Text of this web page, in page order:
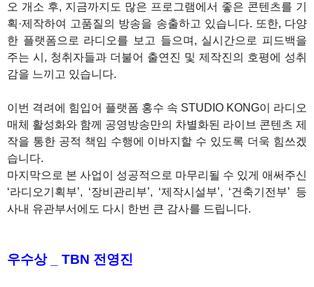
오 개소 후, 지금까지도 많은 프로그램에서 좋은 콘텐츠를 기
획·제작하여 고품질의 방송을 송출하고 있습니다. 또한, 다양
한 플랫폼으로 라디오를 보고 들으며, 실시간으로 피드백을
주는 시, 청취자들과 더불어 출연진 및 제작진의 호평에 성취
감을 느끼고 있습니다.
이번 격려에 힘입어 플랫폼 홍수 속 STUDIO KONG이 라디오
매체 활성화와 함께 공영방송만의 차별화된 라이브 콘텐츠 제
작을 통한 공적 책임 수행에 이바지할 수 있도록 더욱 힘쓰겠
습니다.
마지막으로 본 사업이 성공적으로 마무리될 수 있게 애써주신
‘라디오기획부’, ‘장비관리부’, ‘제작시설부’, ‘건축기전부’ 등
사내 유관부서에도 다시 한번 큰 감사를 드립니다.
우수상 _ TBN 전영진